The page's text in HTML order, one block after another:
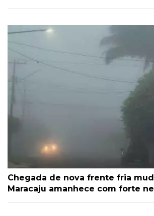
Chegada de nova frente fria
Maracaju amanhece com forte